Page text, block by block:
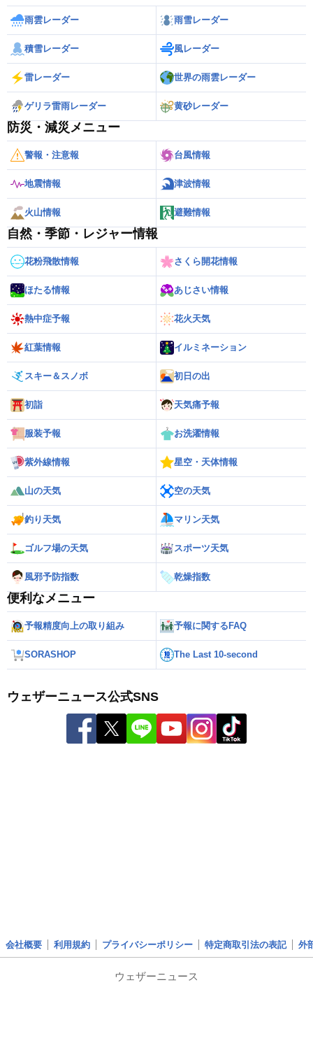
雨雲レーダー 雨雪レーダー
積雪レーダー 風レーダー
雷レーダー 世界の雨雲レーダー
ゲリラ雷雨レーダー 黄砂レーダー
防災・減災メニュー
警報・注意報 台風情報
地震情報 津波情報
火山情報 避難情報
自然・季節・レジャー情報
花粉飛散情報 さくら開花情報
ほたる情報 あじさい情報
熱中症予報 花火天気
紅葉情報 イルミネーション
スキー＆スノボ 初日の出
初詣 天気痛予報
服装予報 お洗濯情報
紫外線情報 星空・天体情報
山の天気 空の天気
釣り天気 マリン天気
ゴルフ場の天気 スポーツ天気
風邪予防指数 乾燥指数
便利なメニュー
予報精度向上の取り組み 予報に関するFAQ
SORASHOP The Last 10-second
ウェザーニュース公式SNS
会社概要 利用規約 プライバシーポリシー 特定商取引法の表記 外
ウェザーニュース